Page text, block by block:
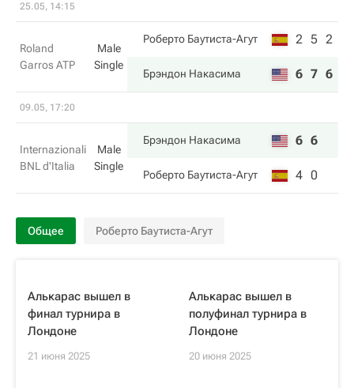
25.05, 14:15
Roland
Garros ATP
Male
Single
Роберто Баутиста-Агут 2 5 2
Брэндон Накаcима 6 7 6
09.05, 17:20
Internazionali
BNL d'Italia
Male
Single
Брэндон Накаcима 6 6
Роберто Баутиста-Агут 4 0
Общее Роберто Баутиста-Агут
Алькарас вышел в
финал турнира в
Лондоне
21 июня 2025
Алькарас вышел в
полуфинал турнира в
Лондоне
20 июня 2025